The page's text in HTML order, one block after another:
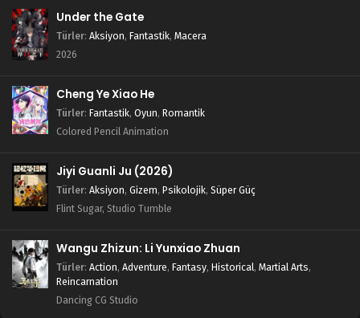
Under the Gate
Türler: Aksiyon, Fantastik, Macera
2026
Cheng Ye Xiao He
Türler: Fantastik, Oyun, Romantik
Colored Pencil Animation
Jiyi Guanli Ju (2026)
Türler: Aksiyon, Gizem, Psikolojik, Süper Güç
Flint Sugar, Studio Tumble
Wangu Zhizun: Li Yunxiao Zhuan
Türler: Action, Adventure, Fantasy, Historical, Martial Arts,
Reincarnation
Dancing CG Studio